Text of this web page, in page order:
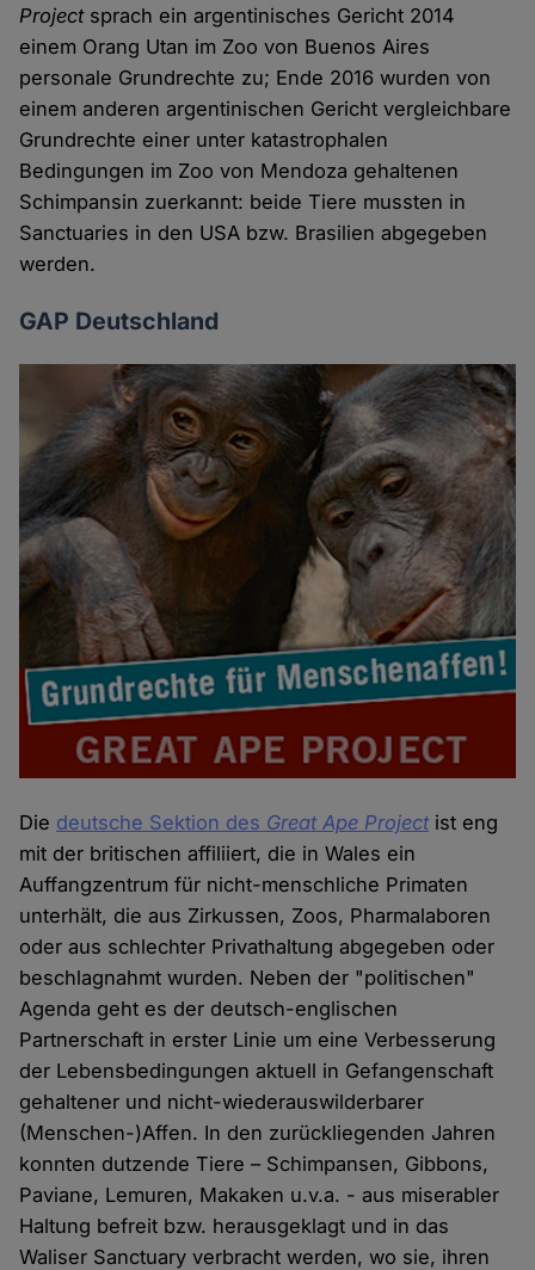
Projectsprach ein argentinisches Gericht 2014
einem Orang Utan im Zoo von Buenos Aires
personale Grundrechte zu; Ende 2016 wurden von
einem anderen argentinischen Gericht vergleichbare
Grundrechte einer unter katastrophalen
Bedingungen im Zoo von Mendoza gehaltenen
Schimpansin zuerkannt: beide Tiere mussten in
Sanctuaries in den USA bzw. Brasilien abgegeben
werden.
GAP Deutschland
Die deutsche Sektion des Great Ape Projectist eng
mit der britischen affiliiert, die in Wales ein
Auffangzentrum für nicht-menschliche Primaten
unterhält, die aus Zirkussen, Zoos, Pharmalaboren
oder aus schlechter Privathaltung abgegeben oder
beschlagnahmt wurden. Neben der "politischen"
Agenda geht es der deutsch-englischen
Partnerschaft in erster Linie um eine Verbesserung
der Lebensbedingungen aktuell in Gefangenschaft
gehaltener und nicht-wiederauswilderbarer
(Menschen-)Affen. In den zurückliegenden Jahren
konnten dutzende Tiere – Schimpansen, Gibbons,
Paviane, Lemuren, Makaken u.v.a. - aus miserabler
Haltung befreit bzw. herausgeklagt und in das
Waliser Sanctuary verbracht werden, wo sie, ihren
Cookies